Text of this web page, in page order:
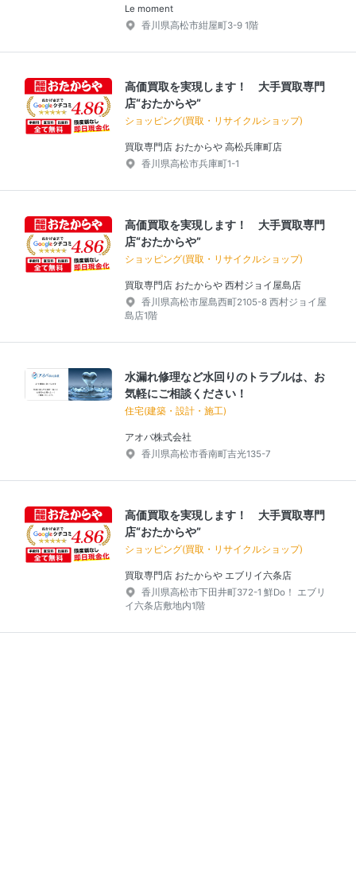
Le moment
香川県高松市紺屋町3-9 1階
高価買取を実現します！ 大手買取専門
店“おたからや”
ショッピング(買取・リサイクルショップ)
買取専門店 おたからや 高松兵庫町店
香川県高松市兵庫町1-1
高価買取を実現します！ 大手買取専門
店“おたからや”
ショッピング(買取・リサイクルショップ)
買取専門店 おたからや 西村ジョイ屋島店
香川県高松市屋島西町2105-8 西村ジョイ屋
島店1階
水漏れ修理など水回りのトラブルは、お
気軽にご相談ください！
住宅(建築・設計・施工)
アオバ株式会社
香川県高松市香南町吉光135-7
高価買取を実現します！ 大手買取専門
店“おたからや”
ショッピング(買取・リサイクルショップ)
買取専門店 おたからや エブリイ六条店
香川県高松市下田井町372-1 鮮Do！ エブリ
イ六条店敷地内1階